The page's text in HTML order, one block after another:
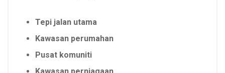
Tepi jalan utama
Kawasan perumahan
Pusat komuniti
Kawasan perniagaan